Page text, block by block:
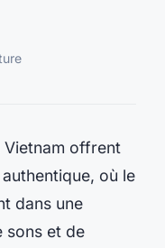
Vietnam offrent
où le
dans une
sons et de